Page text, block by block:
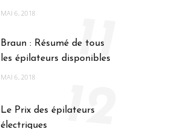
MAI 6, 2018
Braun : Résumé de tous
les épilateurs disponibles
MAI 6, 2018
11
Le Prix des épilateurs
électriques
12